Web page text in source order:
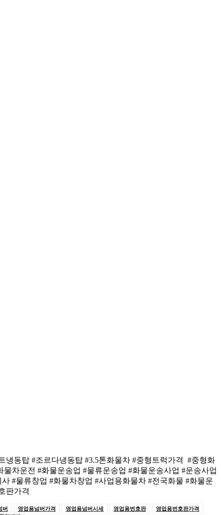
냉동탑 #조르다냉동탑 #3.5톤화물차 #중형트럭가격 #중형화
차운전 #화물운송업 #물류운송업 #화물운송사업 #운송사업
#물류창업 #화물차창업 #사업용화물차 #전국화물 #화물운
판가격
버 영업용넘버가격 영업용넘버시세 영업용번호판
영업용번호판가격